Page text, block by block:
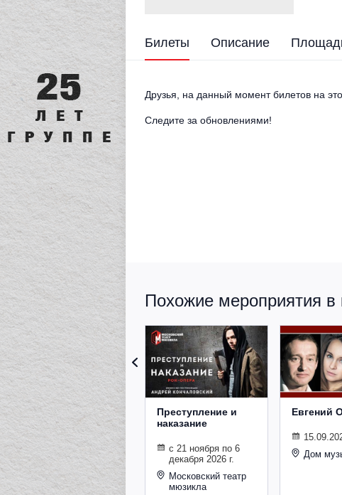
Билеты Описание
Друзья, на данный момент билетов на
Следите за обновлениями!
Похожие мероприятия в
Преступление и
наказание
с 21 ноября по 6
декабря 2026 г.
Московский театр
мюзикла
Евгений
Дом